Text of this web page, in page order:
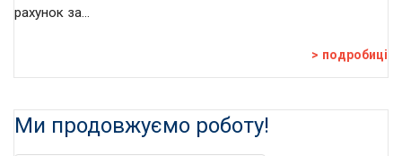
рахунок за…
подробиці
Ми продовжуємо роботу!